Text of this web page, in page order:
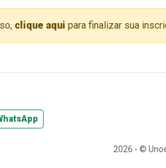
clique aqui para finalizar sua
2026 - ©